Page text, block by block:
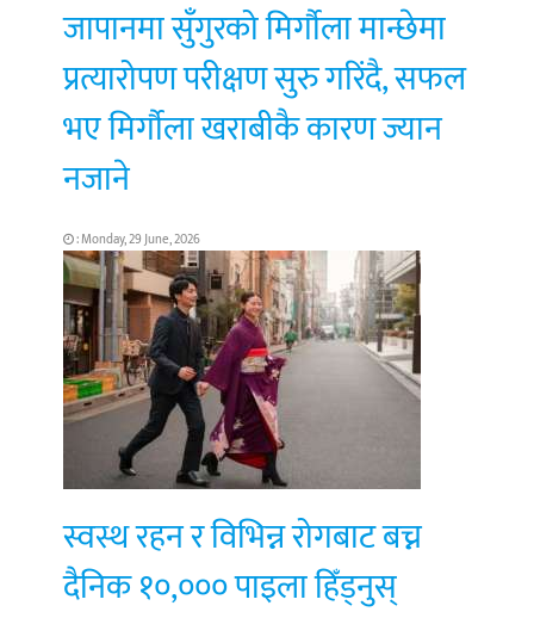
जापानमा सुँगुरको मिर्गौला मान्छेमा
प्रत्यारोपण परीक्षण सुरु गरिंदै, सफल
भए मिर्गौला खराबीकै कारण ज्यान
नजाने
: Monday, 29 June, 2026
स्वस्थ रहन र विभिन्न रोगबाट बच्न
दैनिक १०,००० पाइला हिँड्नुस्